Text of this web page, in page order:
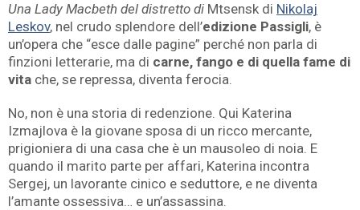
Una Lady Macbeth del distretto di Mtsensk di Nikolaj
Leskov, nel crudo splendore dell’edizione Passigli, è
un’opera che “esce dalle pagine” perché non parla di
finzioni letterarie, ma di carne, fango e di quella fame di
vita che, se repressa, diventa ferocia.
No, non è una storia di redenzione. Qui Katerina
Izmajlova è la giovane sposa di un ricco mercante,
prigioniera di una casa che è un mausoleo di noia. E
quando il marito parte per affari, Katerina incontra
Sergej, un lavorante cinico e seduttore, e ne diventa
l’amante ossessiva… e un’assassina.